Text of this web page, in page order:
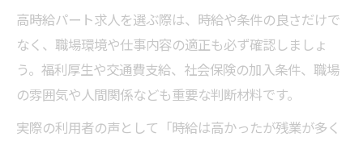
高時給パート求人を選ぶ際は、時給や条件の良さだけで
なく、職場環境や仕事内容の適正も必ず確認しましょ
う。福利厚生や交通費支給、社会保険の加入条件、職場
の雰囲気や人間関係なども重要な判断材料です。
実際の利用者の声として「時給は高かったが残業が多く